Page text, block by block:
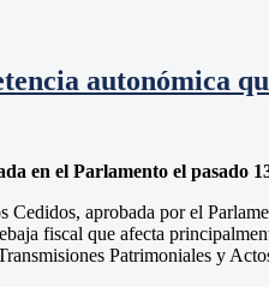
autonómica
en el Parlamento el pasado
aprobada por el
fiscal que afecta
Patrimoniales y